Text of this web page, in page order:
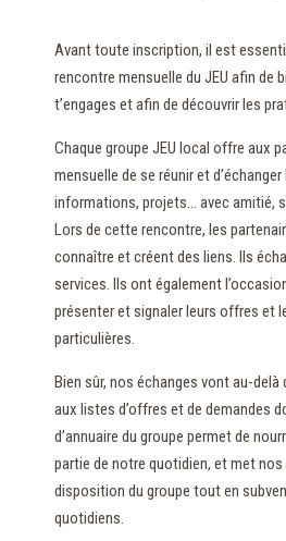
Avant toute inscription, il est
rencontre mensuelle du JEU afin de
t’engages et afin de découvrir les
Chaque groupe JEU local offre aux
mensuelle de se réunir et
informations, projets… avec amitié,
Lors de cette rencontre, les
connaître et créent des liens. Ils
services. Ils ont également
présenter et signaler leurs offres et
particulières.
Bien sûr, nos échanges vont au-delà
aux listes d’offres et de demandes
d’annuaire du groupe permet de
partie de notre quotidien, et met
disposition du groupe tout en
quotidiens.